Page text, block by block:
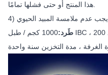
هذا المنتج أو حتى فشلها تمامًا.
طَرد: